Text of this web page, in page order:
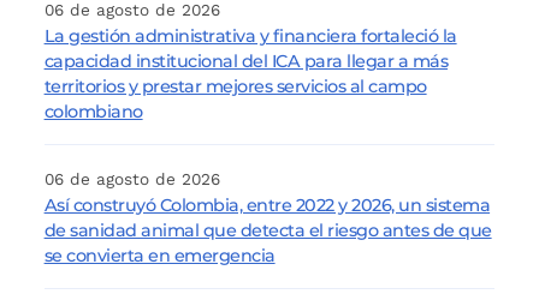
06 de agosto de 2026
La gestión administrativa y financiera fortaleció la
capacidad institucional del ICA para llegar a más
territorios y prestar mejores servicios al campo
colombiano
06 de agosto de 2026
Así construyó Colombia, entre 2022 y 2026, un sistema
de sanidad animal que detecta el riesgo antes de que
se convierta en emergencia